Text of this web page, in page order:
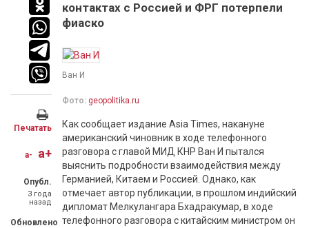
Печатать
a- a+
Опубл.
3 года
назад
Обновлено
контактах с Россией и ФРГ потерпели
фиаско
Ван И
Фото: geopolitika.ru
Как сообщает издание Asia Times, накануне
американский чиновник в ходе телефонного
разговора с главой МИД КНР Ван И пытался
выяснить подробности взаимодействия между
Германией, Китаем и Россией. Однако, как
отмечает автор публикации, в прошлом индийский
дипломат Мелкулангара Бхадракумар, в ходе
телефонного разговора с китайским министром он